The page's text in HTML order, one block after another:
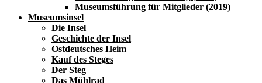
Museumsführung für Mitglieder (2019)
Museumsinsel
Die Insel
Geschichte der Insel
Ostdeutsches Heim
Kauf des Steges
Der Steg
Das Mühlrad